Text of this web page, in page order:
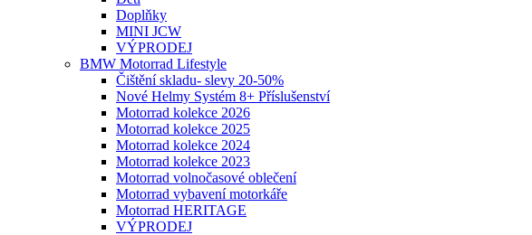
Doplňky
MINI JCW
VÝPRODEJ
BMW Motorrad Lifestyle
Čištění skladu- slevy 20-50%
Nové Helmy Systém 8+ Příslušenství
Motorrad kolekce 2026
Motorrad kolekce 2025
Motorrad kolekce 2024
Motorrad kolekce 2023
Motorrad volnočasové oblečení
Motorrad vybavení motorkáře
Motorrad HERITAGE
VÝPRODEJ